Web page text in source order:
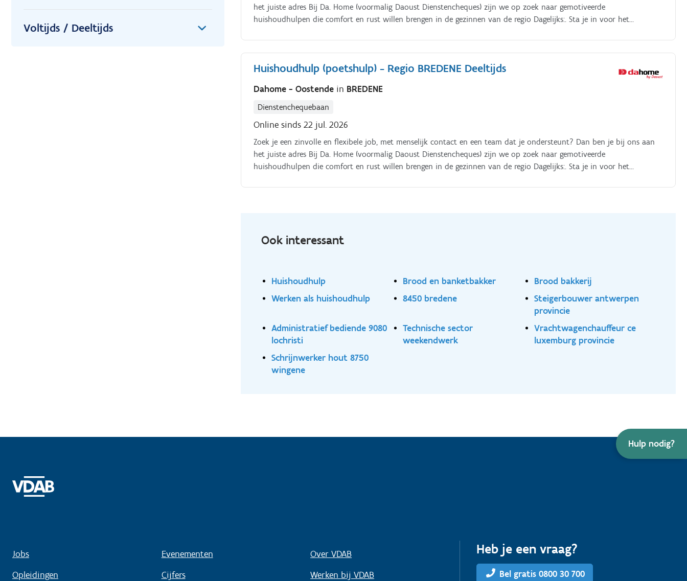
Hulp nodig?
Voltijds / Deeltijds
het juiste adres Bij Da. Home (voormalig Daoust Dienstencheques) zijn we op zoek naar gemotiveerde
huishoudhulpen die comfort en rust willen brengen in de gezinnen van de regio Dagelijks:. Sta je in voor het
en behoeften van elk gezin Breng je je professionaliteit en goede humeur mee om een aangename en vertrouwde
omgeving te creëren
Huishoudhulp (poetshulp) - Regio BREDENE Deeltijds
Dahome - Oostende in BREDENE
Dienstenchequebaan
Online sinds 22 jul. 2026
Zoek je een zinvolle en flexibele job, met menselijk contact en een team dat je ondersteunt? Dan ben je bij ons aan
het juiste adres Bij Da. Home (voormalig Daoust Dienstencheques) zijn we op zoek naar gemotiveerde
huishoudhulpen die comfort en rust willen brengen in de gezinnen van de regio Dagelijks:. Sta je in voor het
en behoeften van elk gezin Breng je je professionaliteit en goede humeur mee om een aangename en vertrouwde
Ook interessant
Huishoudhulp Brood en banketbakker
Brood bakkerij
Werken als huishoudhulp
8450 bredene
Steigerbouwer antwerpen
provincie
Administratief bediende 9080
lochristi
Technische sector
weekendwerk
Vrachtwagenchauffeur ce
luxemburg provincie
Schrijnwerker hout 8750
wingene
Jobs
Opleidingen
Evenementen
Cijfers
Over VDAB
Werken bij VDAB
Heb je een vraag?
Bel gratis 0800 30 700